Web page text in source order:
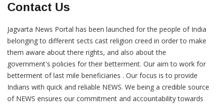
Contact Us
Jagvarta News Portal has been launched for the people of India
belonging to different sects cast religion creed in order to make
them aware about there rights, and also about the
government's policies for their betterment. Our aim to work for
betterment of last mile beneficiaries . Our focus is to provide
Indians with quick and reliable NEWS. We being a credible source
of NEWS ensures our commitment and accountability towards